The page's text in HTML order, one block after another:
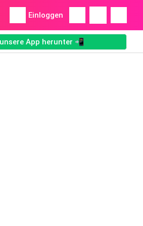
Einloggen
App herunter 📲